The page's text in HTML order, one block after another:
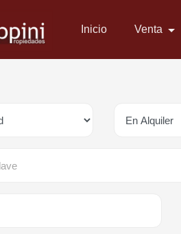
Inicio Venta